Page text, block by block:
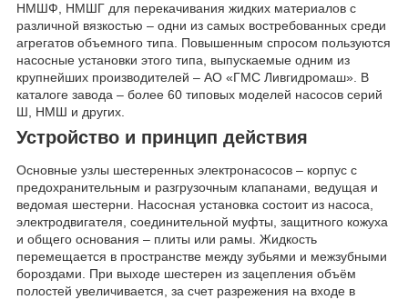
НМШФ, НМШГ для перекачивания жидких материалов с
различной вязкостью – одни из самых востребованных среди
агрегатов объемного типа. Повышенным спросом пользуются
насосные установки этого типа, выпускаемые одним из
крупнейших производителей – АО «ГМС Ливгидромаш». В
каталоге завода – более 60 типовых моделей насосов серий
Ш, НМШ и других.
Устройство и принцип действия
Основные узлы шестеренных электронасосов – корпус с
предохранительным и разгрузочным клапанами, ведущая и
ведомая шестерни. Насосная установка состоит из насоса,
электродвигателя, соединительной муфты, защитного кожуха
и общего основания – плиты или рамы. Жидкость
перемещается в пространстве между зубьями и межзубными
бороздами. При выходе шестерен из зацепления объём
полостей увеличивается, за счет разрежения на входе в